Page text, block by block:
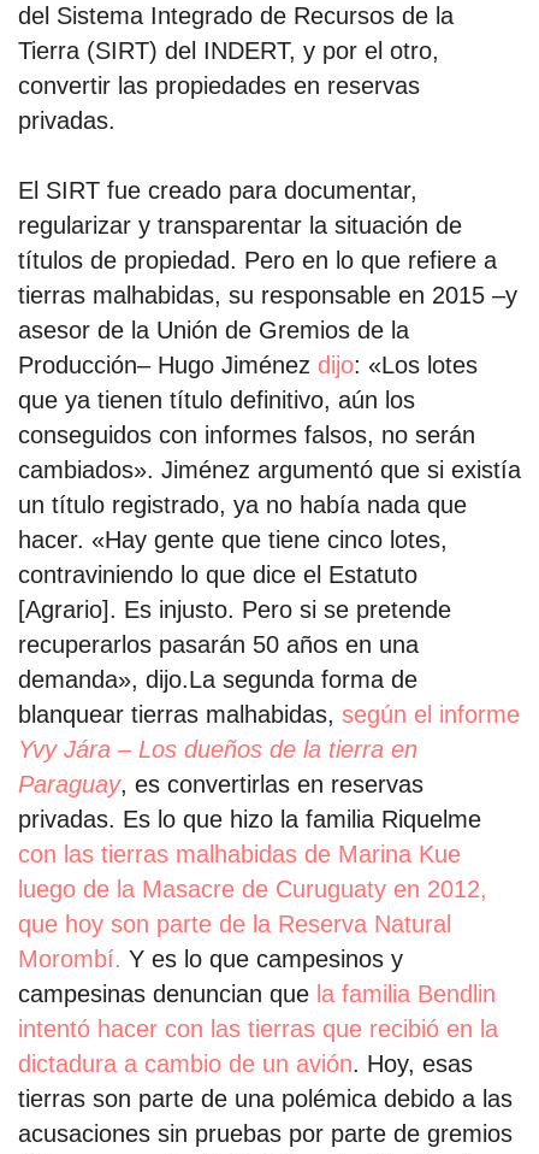
del Sistema Integrado de Recursos de la
Tierra (SIRT) del INDERT, y por el otro,
convertir las propiedades en reservas
privadas.
El SIRT fue creado para documentar,
regularizar y transparentar la situación de
títulos de propiedad. Pero en lo que refiere a
tierras malhabidas, su responsable en 2015 –y
asesor de la Unión de Gremios de la
Producción– Hugo Jiménez dijo: «Los lotes
que ya tienen título definitivo, aún los
conseguidos con informes falsos, no serán
cambiados». Jiménez argumentó que si existía
un título registrado, ya no había nada que
hacer. «Hay gente que tiene cinco lotes,
contraviniendo lo que dice el Estatuto
[Agrario]. Es injusto. Pero si se pretende
recuperarlos pasarán 50 años en una
demanda», dijo.La segunda forma de
blanquear tierras malhabidas, según el informe
Yvy Jára – Los dueños de la tierra en
Paraguay, es convertirlas en reservas
privadas. Es lo que hizo la familia Riquelme
con las tierras malhabidas de Marina Kue
luego de la Masacre de Curuguaty en 2012,
que hoy son parte de la Reserva Natural
Morombí. Y es lo que campesinos y
campesinas denuncian que la familia Bendlin
intentó hacer con las tierras que recibió en la
dictadura a cambio de un avión. Hoy, esas
tierras son parte de una polémica debido a las
acusaciones sin pruebas por parte de gremios